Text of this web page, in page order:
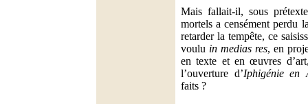
Mais fallait-il, sous
mortels a censément perdu
retarder la tempête, ce
voulu in medias res, en
en texte et en œuvres
l’ouverture d’Iphigénie en
faits ?